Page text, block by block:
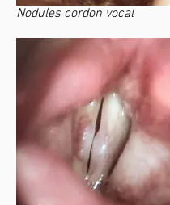
Nodules cordon vocal